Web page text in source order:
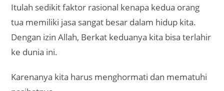
Itulah sedikit faktor rasional kenapa kedua orang
tua memiliki jasa sangat besar dalam hidup kita.
Dengan izin Allah, Berkat keduanya kita bisa terlahir
ke dunia ini.
Karenanya kita harus menghormati dan mematuhi